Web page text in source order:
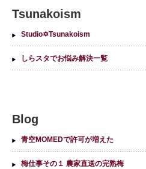
Tsunakoism
Studio✡Tsunakoism
しらスタでお悩み解決一覧
Blog
青空MOMEDで許可が増えた
梅仕事その１ 農家直送の完熟梅